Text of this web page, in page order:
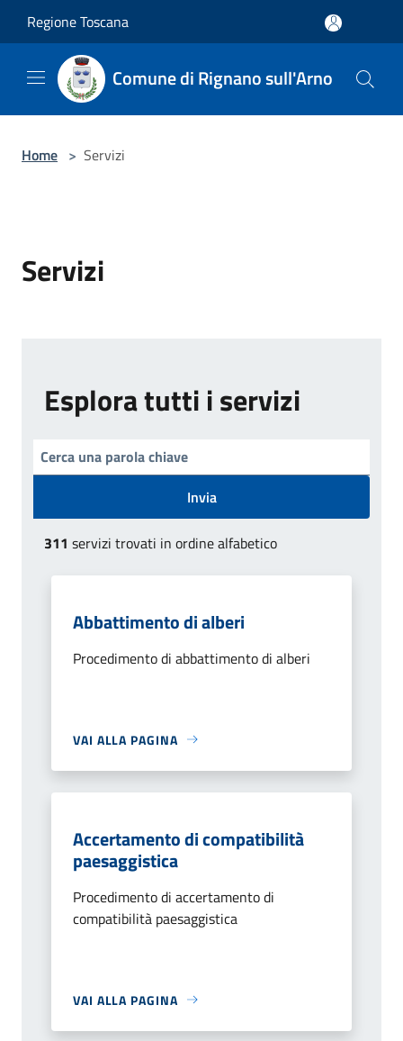
Regione Toscana
Comune di Rignano sull'Arno
Home > Servizi
Servizi
Esplora tutti i servizi
Invia
311 servizi trovati in ordine alfabetico
Abbattimento di alberi
Procedimento di abbattimento di alberi
VAI ALLA PAGINA
Accertamento di compatibilità
paesaggistica
Procedimento di accertamento di
compatibilità paesaggistica
VAI ALLA PAGINA